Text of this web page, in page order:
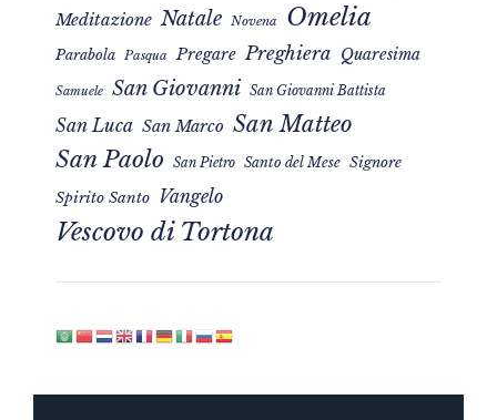
Meditazione Natale Novena Omelia
Parabola Pasqua Pregare Preghiera Quaresima
Samuele San Giovanni San Giovanni Battista
San Luca San Marco San Matteo
San Paolo San Pietro Santo del Mese Signore
Spirito Santo Vangelo
Vescovo di Tortona